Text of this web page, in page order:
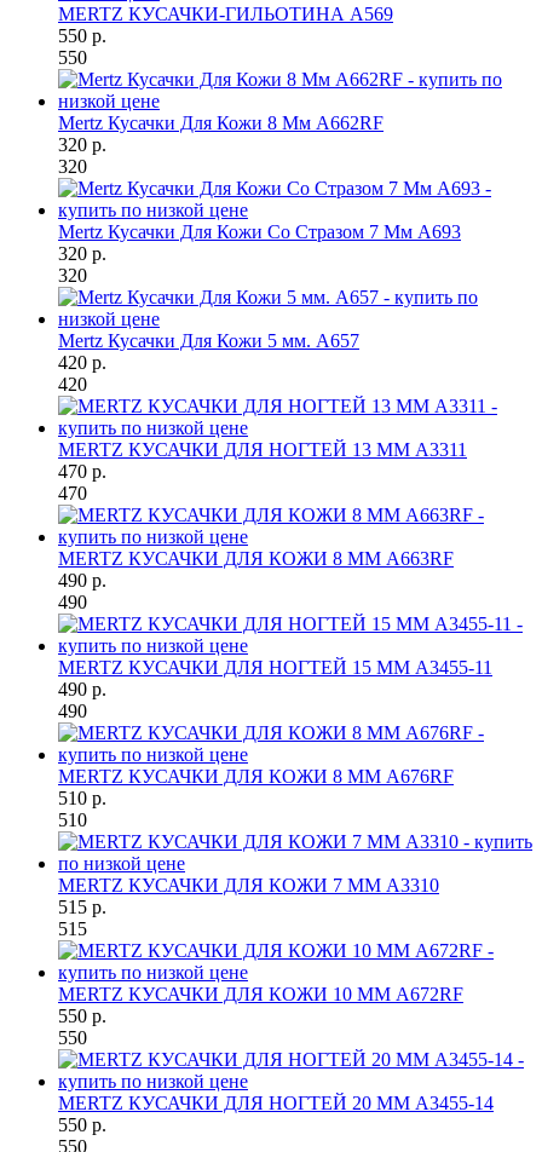
MERTZ КУСАЧКИ-ГИЛЬОТИНА A569
550 р.
550
Mertz Кусачки Для Кожи 8 Мм A662RF
320 р.
320
Mertz Кусачки Для Кожи Со Стразом 7 Мм A693
320 р.
320
Mertz Кусачки Для Кожи 5 мм. A657
420 р.
420
MERTZ КУСАЧКИ ДЛЯ НОГТЕЙ 13 ММ A3311
470 р.
470
MERTZ КУСАЧКИ ДЛЯ КОЖИ 8 ММ A663RF
490 р.
490
MERTZ КУСАЧКИ ДЛЯ НОГТЕЙ 15 ММ A3455-11
490 р.
490
MERTZ КУСАЧКИ ДЛЯ КОЖИ 8 ММ A676RF
510 р.
510
MERTZ КУСАЧКИ ДЛЯ КОЖИ 7 ММ A3310
515 р.
515
MERTZ КУСАЧКИ ДЛЯ КОЖИ 10 ММ A672RF
550 р.
550
MERTZ КУСАЧКИ ДЛЯ НОГТЕЙ 20 ММ A3455-14
550 р.
550